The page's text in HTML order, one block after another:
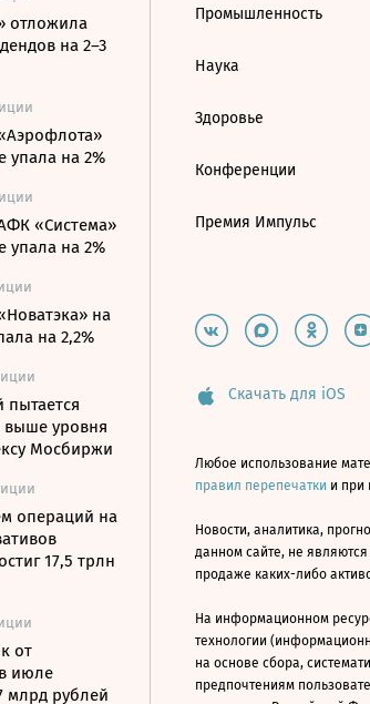
отложила
на 2–3
упала на 2%
«Система»
упала на 2%
на
на 2,2%
выше уровня
Мосбиржи
операций на
17,5 трлн
от
июле
млрд рублей
Промышленность
Наука
Здоровье
Конференции
Премия Импульс
Скачать для iOS
Любое использование
правил перепечатки и при
Новости, аналитика,
данном сайте, не
продаже каких-либо
На информационном
технологии
на основе сбора,
предпочтениям